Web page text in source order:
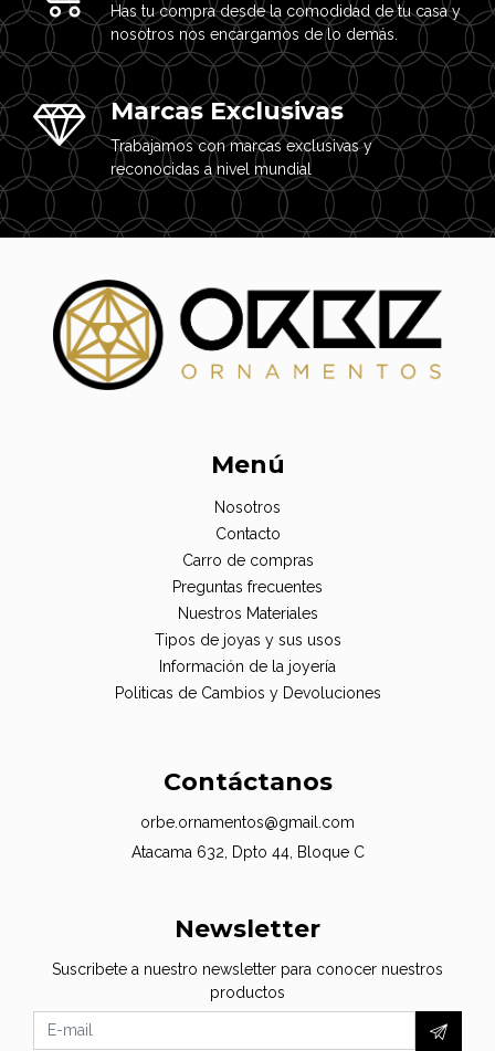
Has tu compra desde la comodidad de tu casa y
nosotros nos encargamos de lo demás.
Marcas Exclusivas
Trabajamos con marcas exclusivas y
reconocidas a nivel mundial
Menú
Nosotros
Contacto
Carro de compras
Preguntas frecuentes
Nuestros Materiales
Tipos de joyas y sus usos
Información de la joyería
Politicas de Cambios y Devoluciones
Contáctanos
orbe.ornamentos@gmail.com
Atacama 632, Dpto 44, Bloque C
Newsletter
Suscribete a nuestro newsletter para conocer nuestros
productos